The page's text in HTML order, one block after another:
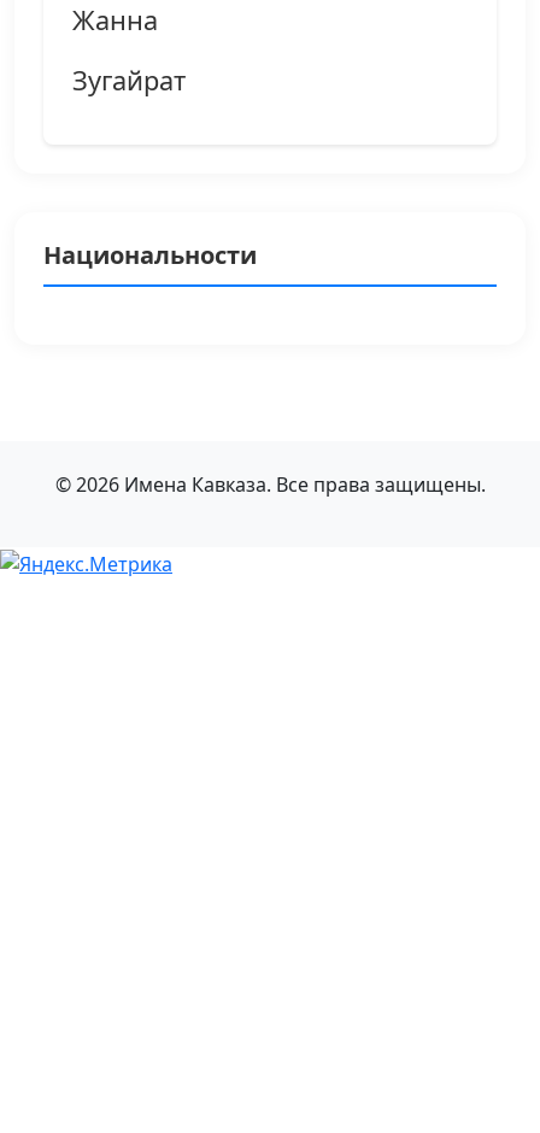
Жанна
Зугайрат
Национальности
© 2026 Имена Кавказа. Все права защищены.